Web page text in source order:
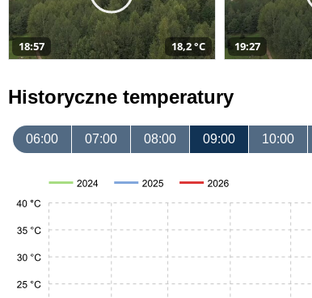
18:57 18,2 °C 19:27
Historyczne temperatury
06:00 07:00 08:00 09:00 10:00